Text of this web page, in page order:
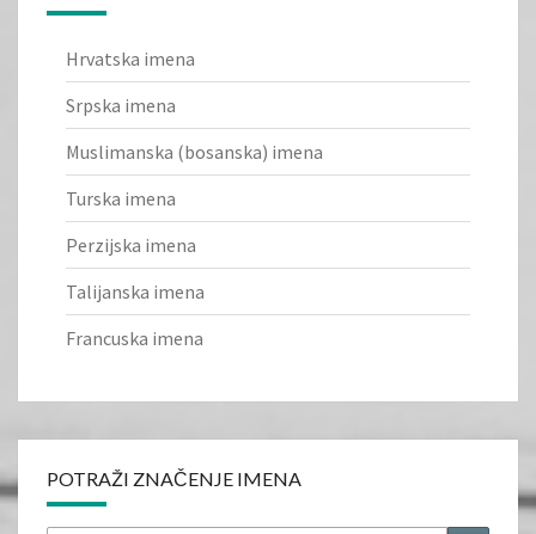
Hrvatska imena
Srpska imena
Muslimanska (bosanska) imena
Turska imena
Perzijska imena
Talijanska imena
Francuska imena
POTRAŽI ZNAČENJE IMENA